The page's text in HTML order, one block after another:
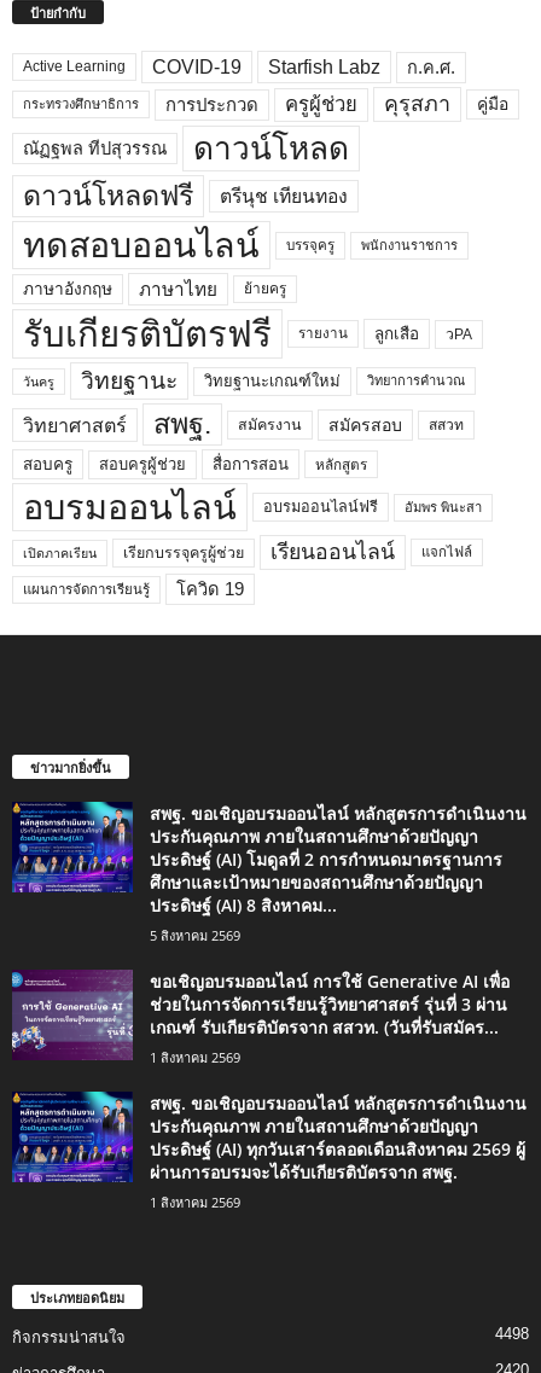
ป้ายกำกับ
Active Learning COVID-19 Starfish Labz ก.ค.ศ.
กระทรวงศึกษาธิการ การประกวด ครูผู้ช่วย คุรุสภา คู่มือ
ณัฏฐพล ทีปสุวรรณ ดาวน์โหลด
ดาวน์โหลดฟรี ตรีนุช เทียนทอง
ทดสอบออนไลน์ บรรจุครู พนักงานราชการ
ภาษาอังกฤษ ภาษาไทย ย้ายครู
รับเกียรติบัตรฟรี รายงาน ลูกเสือ วPA
วันครู วิทยฐานะ วิทยฐานะเกณฑ์ใหม่ วิทยาการคำนวณ
วิทยาศาสตร์ สพฐ. สมัครงาน สมัครสอบ สสวท
สอบครู สอบครูผู้ช่วย สื่อการสอน หลักสูตร
อบรมออนไลน์ อบรมออนไลน์ฟรี อัมพร พินะสา
เปิดภาคเรียน เรียกบรรจุครูผู้ช่วย เรียนออนไลน์ แจกไฟล์
แผนการจัดการเรียนรู้ โควิด 19
ข่าวมากยิ่งขึ้น
สพฐ. ขอเชิญอบรมออนไลน์ หลักสูตรการดำเนินงาน
ประกันคุณภาพ ภายในสถานศึกษาด้วยปัญญา
ประดิษฐ์ (AI) โมดูลที่ 2 การกำหนดมาตรฐานการ
ศึกษาและเป้าหมายของสถานศึกษาด้วยปัญญา
ประดิษฐ์ (AI) 8 สิงหาคม...
5 สิงหาคม 2569
ขอเชิญอบรมออนไลน์ การใช้ Generative AI เพื่อ
ช่วยในการจัดการเรียนรู้วิทยาศาสตร์ รุ่นที่ 3 ผ่าน
เกณฑ์ รับเกียรติบัตรจาก สสวท. (วันที่รับสมัคร...
1 สิงหาคม 2569
สพฐ. ขอเชิญอบรมออนไลน์ หลักสูตรการดำเนินงาน
ประกันคุณภาพ ภายในสถานศึกษาด้วยปัญญา
ประดิษฐ์ (AI) ทุกวันเสาร์ตลอดเดือนสิงหาคม 2569 ผู้
ผ่านการอบรมจะได้รับเกียรติบัตรจาก สพฐ.
1 สิงหาคม 2569
ประเภทยอดนิยม
กิจกรรมน่าสนใจ 4498